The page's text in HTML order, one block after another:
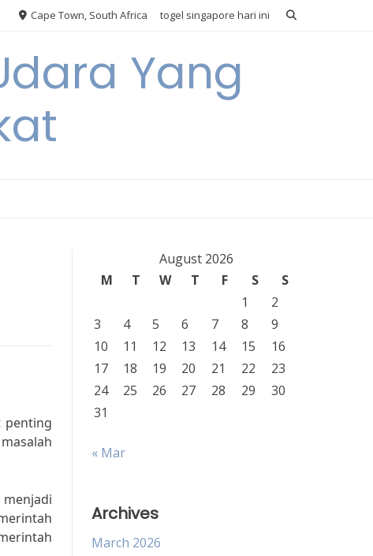
Cape Town, South Africa togel singapore hari ini
Yang
penting
August 2026
M
T W T F S
S
1
2
3
4 5 6 7 8
9
10
11 12 13 14 15
16
17
18 19 20 21 22
23
24
25 26 27 28 29
30
31
« Mar
Archives
March 2026